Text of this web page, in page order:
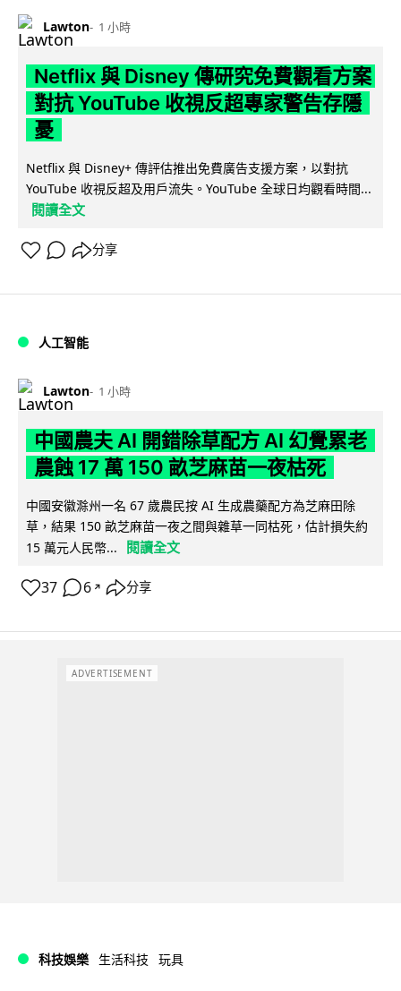
Lawton 1 小時
Netflix 與 Disney 傳研究免費觀看方案
對抗 YouTube 收視反超專家警告存隱
憂
Netflix 與 Disney+ 傳評估推出免費廣告支援方案，以對抗
YouTube 收視反超及用戶流失。YouTube 全球日均觀看時間...
閱讀全文
分享
人工智能
Lawton 1 小時
中國農夫 AI 開錯除草配方 AI 幻覺累老
農蝕 17 萬 150 畝芝麻苗一夜枯死
中國安徽滁州一名 67 歲農民按 AI 生成農藥配方為芝麻田除
草，結果 150 畝芝麻苗一夜之間與雜草一同枯死，估計損失約
15 萬元人民幣...
閱讀全文
37 6 ↗ 分享
ADVERTISEMENT
科技娛樂 生活科技 玩具